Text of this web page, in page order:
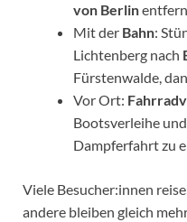
von Berlin
Mit der Bahn:
Lichtenberg nach
Fürstenwalde,
Vor Ort:
Bootsverleihe
Dampferfahrt zu
Viele Besucher:innen
andere bleiben gleich